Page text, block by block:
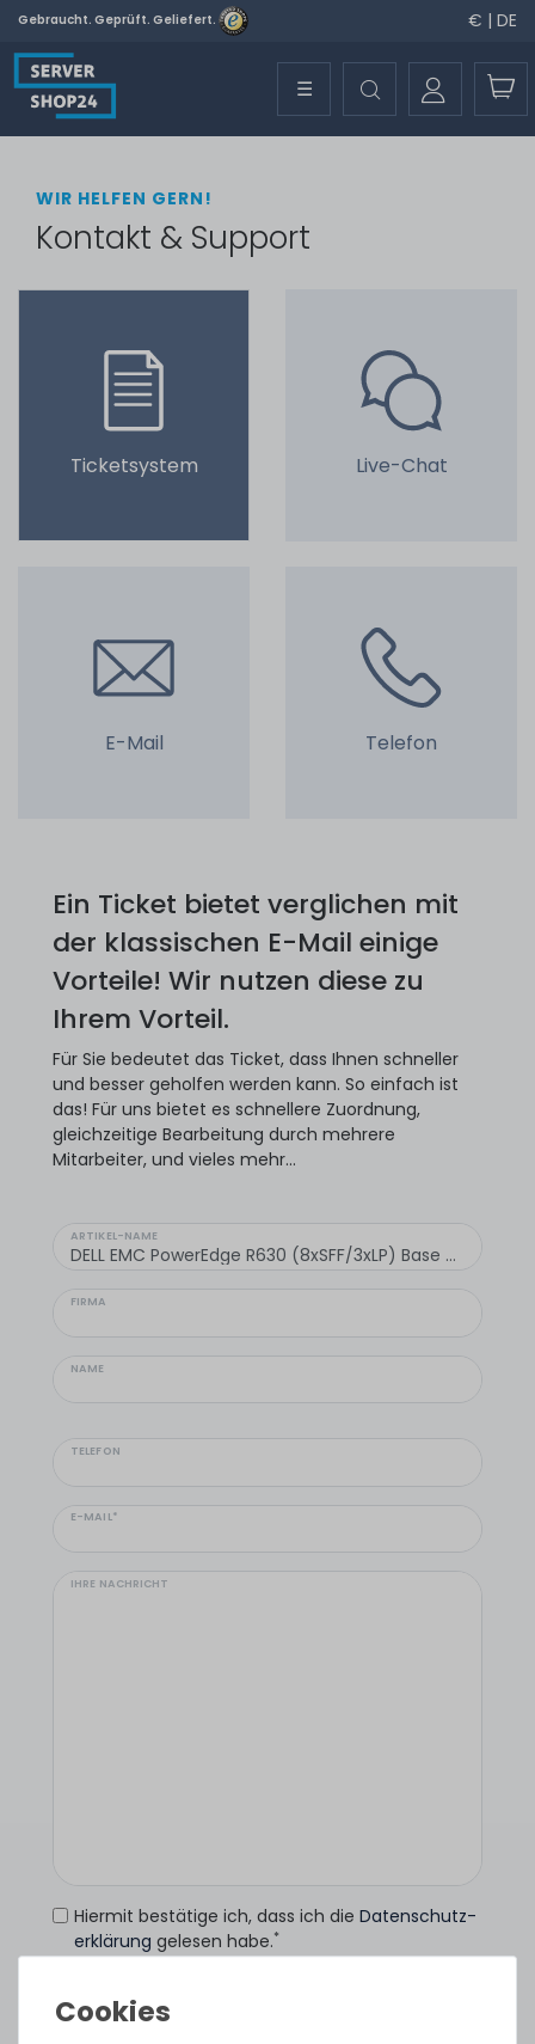
Gebraucht. Geprüft. Geliefert. € | DE
☰
WIR HELFEN GERN!
Kontakt & Support
Ticketsystem Live-Chat
E-Mail Telefon
Ein Ticket bietet verglichen mit
der klassischen E-Mail einige
Vorteile! Wir nutzen diese zu
Ihrem Vorteil.
Für Sie bedeutet das Ticket, dass Ihnen schneller
und besser geholfen werden kann. So einfach ist
das! Für uns bietet es schnellere Zuordnung,
gleichzeitige Bearbeitung durch mehrere
Mitarbeiter, und vieles mehr...
ARTIKEL-NAME
FIRMA
NAME
TELEFON
E-MAIL*
IHRE NACHRICHT
Hiermit bestätige ich, dass ich die Daten­schutz­
erklärung gelesen habe.*